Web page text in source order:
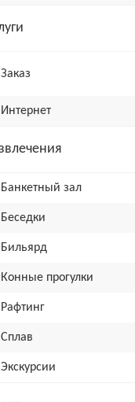
Заказ
Интернет
Банкетный зал
Беседки
Бильярд
Конные прогулки
Рафтинг
Сплав
Экскурсии